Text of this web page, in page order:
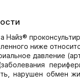
Найз®
ниже
давление
нарушен обмен